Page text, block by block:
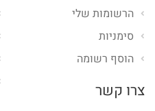
הרשומות שלי
סימניות
הוסף רשומה
צרו קשר